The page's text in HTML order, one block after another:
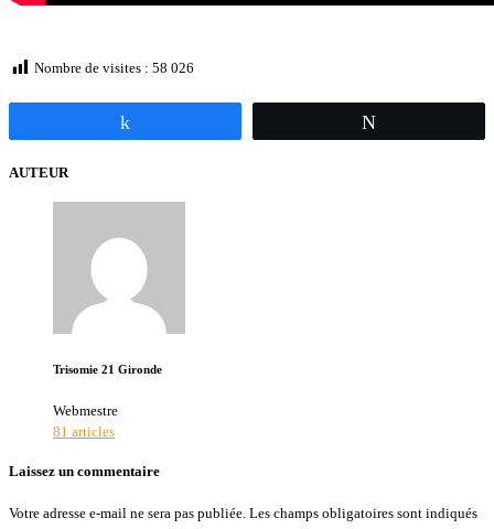
Nombre de visites : 58 026
AUTEUR
Trisomie 21 Gironde
Webmestre
81 articles
Laissez un commentaire
Votre adresse e-mail ne sera pas publiée. Les champs obligatoires sont indiqués